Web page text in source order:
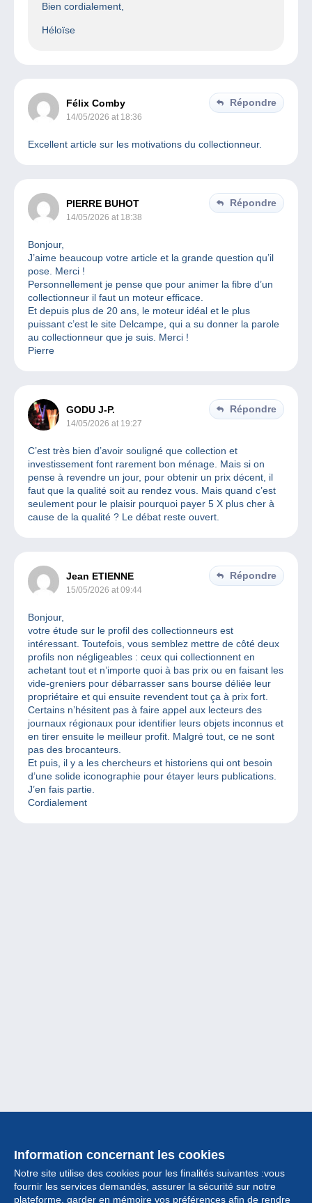
Bien cordialement,
Héloïse
Félix Comby
14/05/2026 at 18:36
Répondre
Excellent article sur les motivations du collectionneur.
PIERRE BUHOT
14/05/2026 at 18:38
Répondre
Bonjour,
J’aime beaucoup votre article et la grande question qu’il
pose. Merci !
Personnellement je pense que pour animer la fibre d’un
collectionneur il faut un moteur efficace.
Et depuis plus de 20 ans, le moteur idéal et le plus
puissant c’est le site Delcampe, qui a su donner la parole
au collectionneur que je suis. Merci !
Pierre
GODU J-P.
14/05/2026 at 19:27
Répondre
C’est très bien d’avoir souligné que collection et
investissement font rarement bon ménage. Mais si on
pense à revendre un jour, pour obtenir un prix décent, il
faut que la qualité soit au rendez vous. Mais quand c’est
seulement pour le plaisir pourquoi payer 5 X plus cher à
cause de la qualité ? Le débat reste ouvert.
Jean ETIENNE
15/05/2026 at 09:44
Répondre
Bonjour,
votre étude sur le profil des collectionneurs est
intéressant. Toutefois, vous semblez mettre de côté deux
profils non négligeables : ceux qui collectionnent en
achetant tout et n’importe quoi à bas prix ou en faisant les
vide-greniers pour débarrasser sans bourse déliée leur
propriétaire et qui ensuite revendent tout ça à prix fort.
Certains n’hésitent pas à faire appel aux lecteurs des
journaux régionaux pour identifier leurs objets inconnus et
en tirer ensuite le meilleur profit. Malgré tout, ce ne sont
pas des brocanteurs.
Et puis, il y a les chercheurs et historiens qui ont besoin
d’une solide iconographie pour étayer leurs publications.
J’en fais partie.
Cordialement
Information concernant les cookies
Notre site utilise des cookies pour les finalités suivantes :vous
fournir les services demandés, assurer la sécurité sur notre
plateforme, garder en mémoire vos préférences afin de rendre